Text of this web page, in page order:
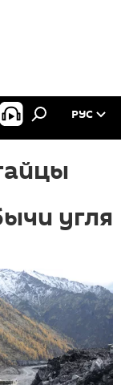
РУС
угля